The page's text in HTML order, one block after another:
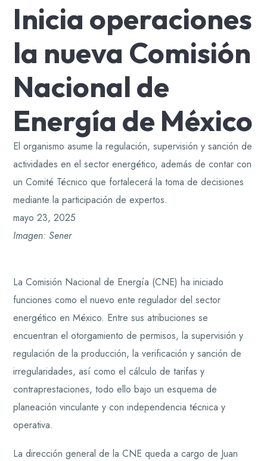
Inicia operaciones
la nueva Comisión
Nacional de
Energía de México
El organismo asume la regulación, supervisión y sanción de
actividades en el sector energético, además de contar con
un Comité Técnico que fortalecerá la toma de decisiones
mediante la participación de expertos.
mayo 23, 2025
Imagen: Sener
La Comisión Nacional de Energía (CNE) ha iniciado
funciones como el nuevo ente regulador del sector
energético en México. Entre sus atribuciones se
encuentran el otorgamiento de permisos, la supervisión y
regulación de la producción, la verificación y sanción de
irregularidades, así como el cálculo de tarifas y
contraprestaciones, todo ello bajo un esquema de
planeación vinculante y con independencia técnica y
operativa.
La dirección general de la CNE queda a cargo de Juan